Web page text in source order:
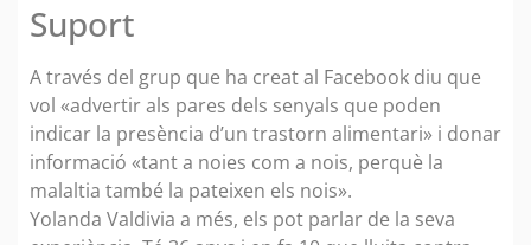
Suport
A través del grup que ha creat al Facebook diu que
vol «advertir als pares dels senyals que poden
indicar la presència d’un trastorn alimentari» i donar
informació «tant a noies com a nois, perquè la
malaltia també la pateixen els nois».
Yolanda Valdivia a més, els pot parlar de la seva